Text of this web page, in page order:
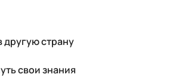
другую страну
свои знания